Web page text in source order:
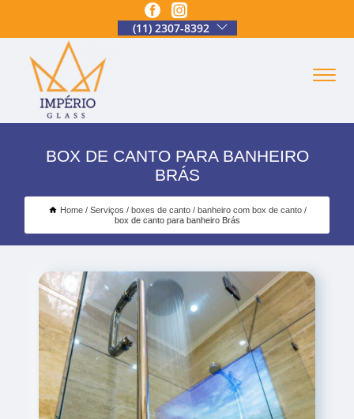
(11) 2307-8392
BOX DE CANTO PARA BANHEIRO
BRÁS
Home Serviços boxes de canto
banheiro com box de canto
box de canto para banheiro Brás